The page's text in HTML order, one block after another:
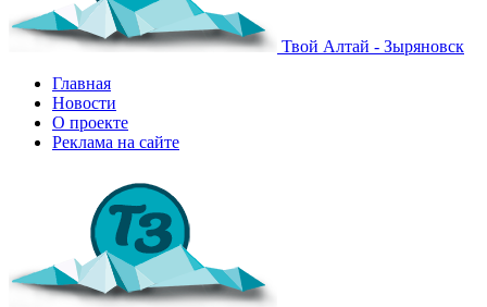
Твой Алтай - Зыряновск
Главная
Новости
О проекте
Реклама на сайте